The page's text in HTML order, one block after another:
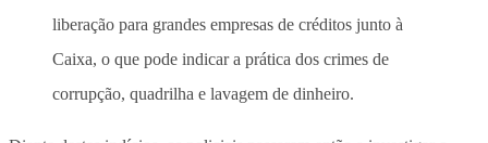
liberação para grandes empresas de créditos junto à
Caixa, o que pode indicar a prática dos crimes de
corrupção, quadrilha e lavagem de dinheiro.